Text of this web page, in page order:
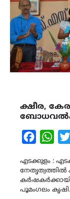
ക്ഷീര,
Facebook
എടക്കുളം :
നേതൃത്വത്തിൽ
പൂമംഗലം